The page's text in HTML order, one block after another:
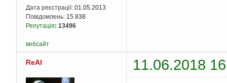
Дата реєстрації: 01.05.2013
Повідомлень: 15 838
Репутація: 13496
вебсайт
ReAl 11.06.2018